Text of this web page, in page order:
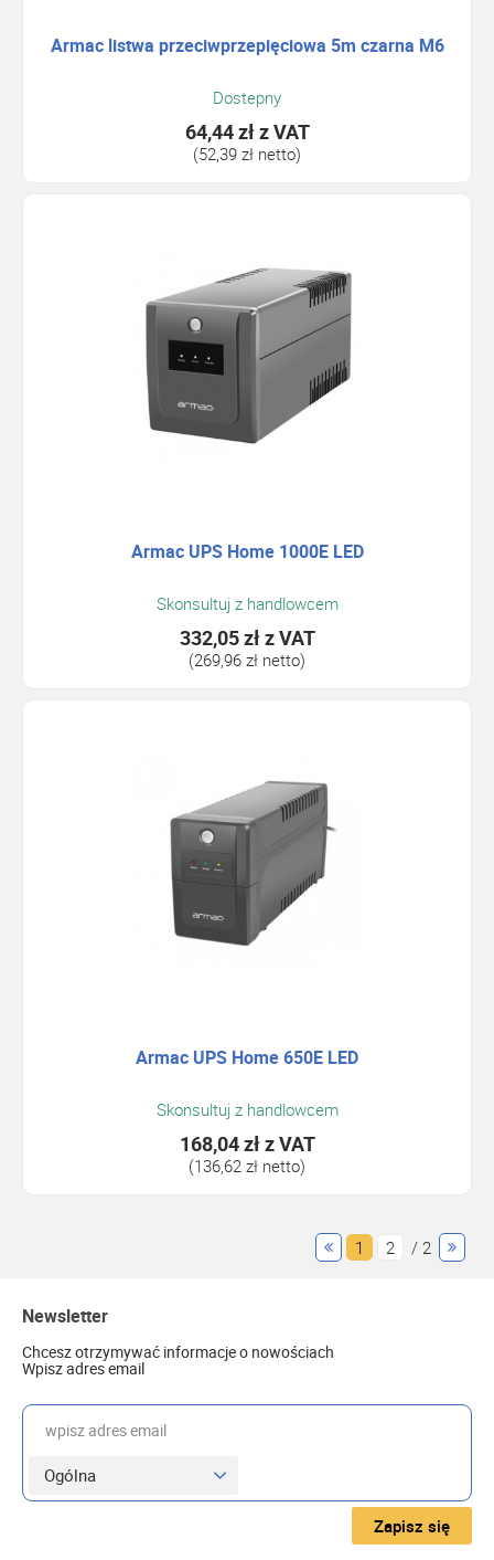
Armac listwa przeciwprzepięciowa 5m czarna M6
Dostepny
64,44 złz VAT
(52,39 zł netto)
Armac UPS Home 1000E LED
Skonsultuj z handlowcem
332,05 złz VAT
(269,96 zł netto)
Armac UPS Home 650E LED
Skonsultuj z handlowcem
168,04 złz VAT
(136,62 zł netto)
1 2 / 2
Newsletter
Chcesz otrzymywać informacje o nowościach
Wpisz adres email
wpisz adres email
Zapisz się